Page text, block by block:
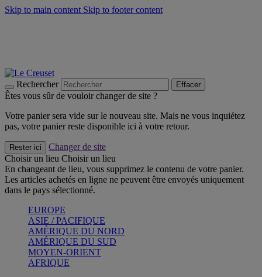
Skip to main content Skip to footer content
Rechercher Effacer
Êtes vous sûr de vouloir changer de site ?
Votre panier sera vide sur le nouveau site. Mais ne vous inquiétez
pas, votre panier reste disponible ici à votre retour.
Rester ici
Changer de site
Choisir un lieu Choisir un lieu
En changeant de lieu, vous supprimez le contenu de votre panier.
Les articles achetés en ligne ne peuvent être envoyés uniquement
dans le pays sélectionné.
EUROPE
ASIE / PACIFIQUE
AMÉRIQUE DU NORD
AMÉRIQUE DU SUD
MOYEN-ORIENT
AFRIQUE